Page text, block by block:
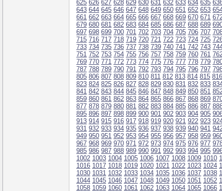
625 626 627 628 629 630 631 632 633 634 635
643 644 645 646 647 648 649 650 651 652 653
661 662 663 664 665 666 667 668 669 670 671
679 680 681 682 683 684 685 686 687 688 689
697 698 699 700 701 702 703 704 705 706 707
715 716 717 718 719 720 721 722 723 724 725
733 734 735 736 737 738 739 740 741 742 743
751 752 753 754 755 756 757 758 759 760 761
769 770 771 772 773 774 775 776 777 778 779
787 788 789 790 791 792 793 794 795 796 797
805 806 807 808 809 810 811 812 813 814 815 816
823 824 825 826 827 828 829 830 831 832 833
841 842 843 844 845 846 847 848 849 850 851
859 860 861 862 863 864 865 866 867 868 869
877 878 879 880 881 882 883 884 885 886 887
895 896 897 898 899 900 901 902 903 904 905
913 914 915 916 917 918 919 920 921 922 923
931 932 933 934 935 936 937 938 939 940 941
949 950 951 952 953 954 955 956 957 958 959
967 968 969 970 971 972 973 974 975 976 977
985 986 987 988 989 990 991 992 993 994 995
1002 1003 1004 1005 1006 1007 1008 1009 1010
1016 1017 1018 1019 1020 1021 1022 1023 1024
1030 1031 1032 1033 1034 1035 1036 1037 1038
1044 1045 1046 1047 1048 1049 1050 1051 1052
1058 1059 1060 1061 1062 1063 1064 1065 1066